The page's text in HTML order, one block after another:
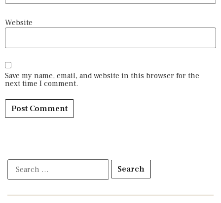
Website
Save my name, email, and website in this browser for the
next time I comment.